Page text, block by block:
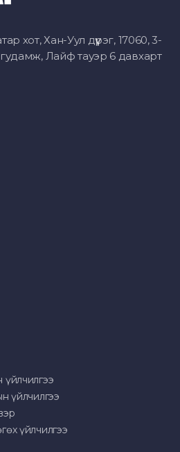
хот, Хан-Уул дүүрэг, 17060, 3-
Лайф тауэр 6 давхарт
үйлчилгээ
үйлчилгээ
үйлчилгээ